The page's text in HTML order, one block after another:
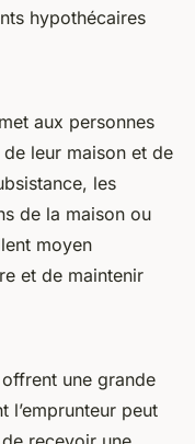
hypothécaires
aux personnes
leur maison et de
les
de la maison ou
moyen
et de maintenir
une grande
l’emprunteur peut